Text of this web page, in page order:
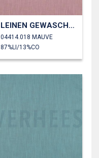
LEINEN GEWASCHEN 230 GM2
04414.018 MAUVE
87%LI/13%CO